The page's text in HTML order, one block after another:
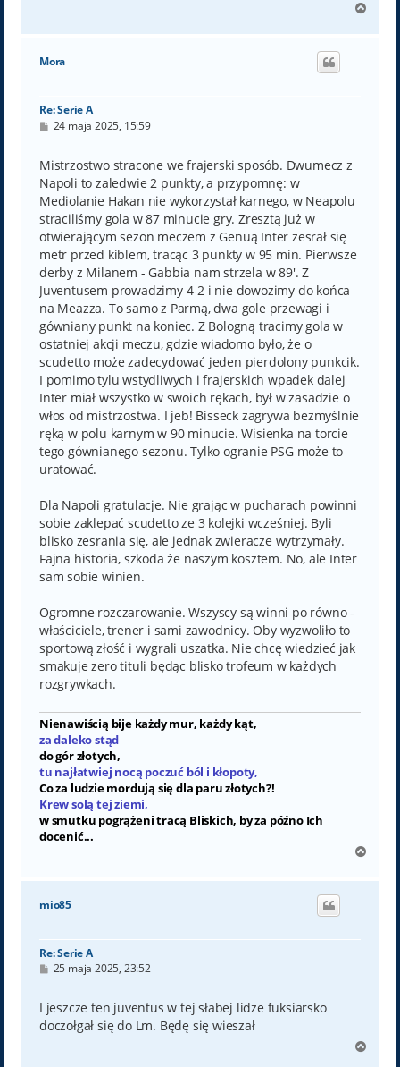
g
Mora
Re: Serie A
P
t
24 maja 2025, 15:59
Mistrzostwo stracone we frajerski sposób. Dwumecz z
Napoli to zaledwie 2 punkty, a przypomnę: w
Mediolanie Hakan nie wykorzystał karnego, w Neapolu
straciliśmy gola w 87 minucie gry. Zresztą już w
otwierającym sezon meczem z Genuą Inter zesrał się
metr przed kiblem, tracąc 3 punkty w 95 min. Pierwsze
derby z Milanem - Gabbia nam strzela w 89'. Z
Juventusem prowadzimy 4-2 i nie dowozimy do końca
na Meazza. To samo z Parmą, dwa gole przewagi i
gówniany punkt na koniec. Z Bologną tracimy gola w
ostatniej akcji meczu, gdzie wiadomo było, że o
scudetto może zadecydować jeden pierdolony punkcik.
I pomimo tylu wstydliwych i frajerskich wpadek dalej
Inter miał wszystko w swoich rękach, był w zasadzie o
włos od mistrzostwa. I jeb! Bisseck zagrywa bezmyślnie
ręką w polu karnym w 90 minucie. Wisienka na torcie
tego gównianego sezonu. Tylko ogranie PSG może to
uratować.
Dla Napoli gratulacje. Nie grając w pucharach powinni
sobie zaklepać scudetto ze 3 kolejki wcześniej. Byli
blisko zesrania się, ale jednak zwieracze wytrzymały.
Fajna historia, szkoda że naszym kosztem. No, ale Inter
sam sobie winien.
Ogromne rozczarowanie. Wszyscy są winni po równo -
właściciele, trener i sami zawodnicy. Oby wyzwoliło to
sportową złość i wygrali uszatka. Nie chcę wiedzieć jak
smakuje zero tituli będąc blisko trofeum w każdych
rozgrywkach.
Nienawiścią bije każdy mur, każdy kąt,
za daleko stąd
do gór złotych,
tu najłatwiej nocą poczuć ból i kłopoty,
Co za ludzie mordują się dla paru złotych?!
Krew solą tej ziemi,
w smutku pogrążeni tracą Bliskich, by za późno Ich
docenić...
g
mio85
Re: Serie A
P
t
25 maja 2025, 23:52
I jeszcze ten juventus w tej słabej lidze fuksiarsko
doczołgał się do Lm. Będę się wieszał